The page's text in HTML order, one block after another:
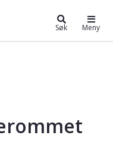
Søk Meny
-